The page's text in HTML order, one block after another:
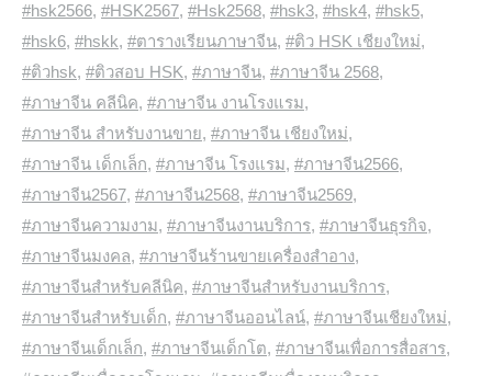
#hsk2566, #HSK2567, #Hsk2568, #hsk3, #hsk4, #hsk5,
#hsk6, #hskk, #ตารางเรียนภาษาจีน, #ติว HSK เชียงใหม่,
#ติวhsk, #ติวสอบ HSK, #ภาษาจีน, #ภาษาจีน 2568,
#ภาษาจีน คลีนิค, #ภาษาจีน งานโรงแรม,
#ภาษาจีน สำหรับงานขาย, #ภาษาจีน เชียงใหม่,
#ภาษาจีน เด็กเล็ก, #ภาษาจีน โรงแรม, #ภาษาจีน2566,
#ภาษาจีน2567, #ภาษาจีน2568, #ภาษาจีน2569,
#ภาษาจีนความงาม, #ภาษาจีนงานบริการ, #ภาษาจีนธุรกิจ,
#ภาษาจีนมงคล, #ภาษาจีนร้านขายเครื่องสำอาง,
#ภาษาจีนสำหรับคลีนิค, #ภาษาจีนสำหรับงานบริการ,
#ภาษาจีนสำหรับเด็ก, #ภาษาจีนออนไลน์, #ภาษาจีนเชียงใหม่,
#ภาษาจีนเด็กเล็ก, #ภาษาจีนเด็กโต, #ภาษาจีนเพื่อการสื่อสาร,